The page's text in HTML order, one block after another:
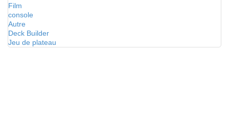
Film
console
Autre
Deck Builder
Jeu de plateau